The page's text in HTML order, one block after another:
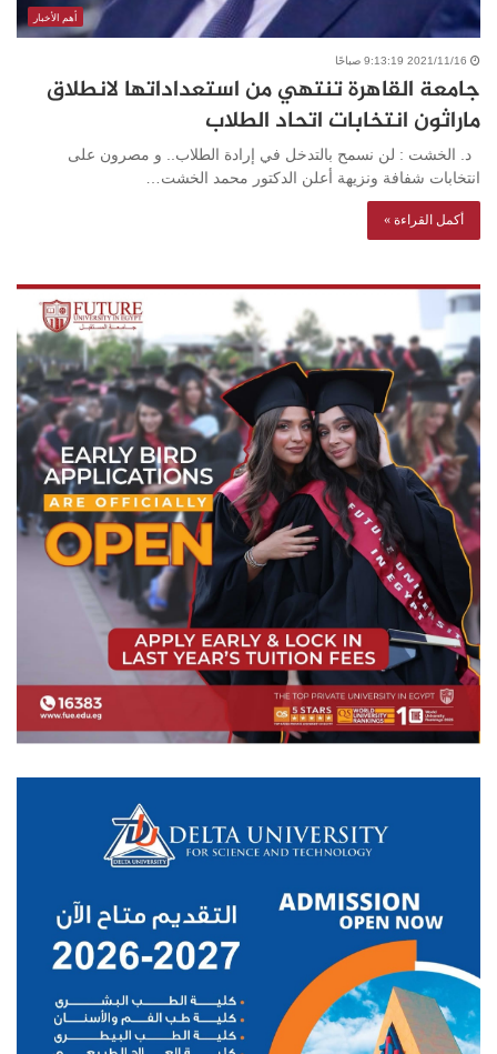
أهم الأخبار
2021/11/16 9:13:19 صباحًا
جامعة القاهرة تنتهي من استعداداتها لانطلاق
ماراثون انتخابات اتحاد الطلاب
د. الخشت : لن نسمح بالتدخل في إرادة الطلاب.. و مصرون على
انتخابات شفافة ونزيهة أعلن الدكتور محمد الخشت…
أكمل القراءة »